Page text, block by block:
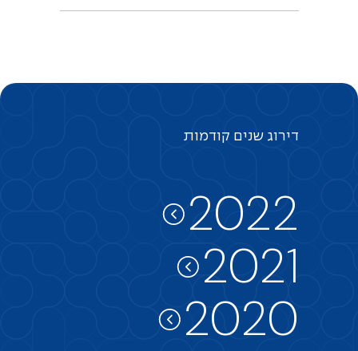
דירוג שנים קודמות
2022
2021
2020